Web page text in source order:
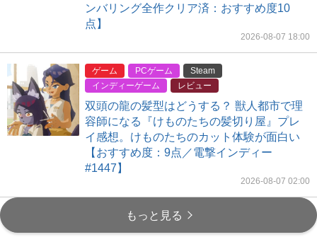
ンバリング全作クリア済：おすすめ度10
点】
2026-08-07 18:00
ゲーム PCゲーム
Steam
インディーゲーム
レビュー
双頭の龍の髪型はどうする？ 獣人都市で理
容師になる『けものたちの髪切り屋』プレ
イ感想。けものたちのカット体験が面白い
【おすすめ度：9点／電撃インディー
#1447】
2026-08-07 02:00
もっと見る